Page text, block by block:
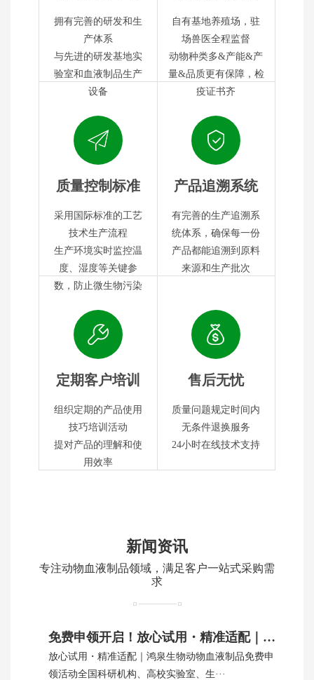
拥有完善的研发和生
产体系
与先进的研发基地实
验室和血液制品生产
设备
自有基地养殖场，驻
场兽医全程监督
动物种类多&产能&产
量&品质更有保障，检
疫证书齐
质量控制标准
采用国际标准的工艺
技术生产流程
生产环境实时监控温
度、湿度等关键参
数，防止微生物污染
产品追溯系统
有完善的生产追溯系
统体系，确保每一份
产品都能追溯到原料
来源和生产批次
定期客户培训
组织定期的产品使用
技巧培训活动
提对产品的理解和使
用效率
售后无忧
质量问题规定时间内
无条件退换服务
24小时在线技术支持
新闻资讯
专注动物血液制品领域，满足客户一站式采购需
求
免费申领开启！放心试用・精准适配｜鸿泉生物动物血制品
放心试用・精准适配｜鸿泉生物动物血液制品免费申
领活动全国科研机构、高校实验室、生···